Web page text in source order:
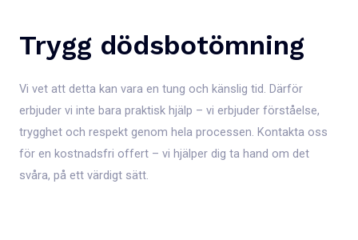
Trygg dödsbotömning
Vi vet att detta kan vara en tung och känslig tid. Därför
erbjuder vi inte bara praktisk hjälp – vi erbjuder förståelse,
trygghet och respekt genom hela processen. Kontakta oss
för en kostnadsfri offert – vi hjälper dig ta hand om det
svåra, på ett värdigt sätt.